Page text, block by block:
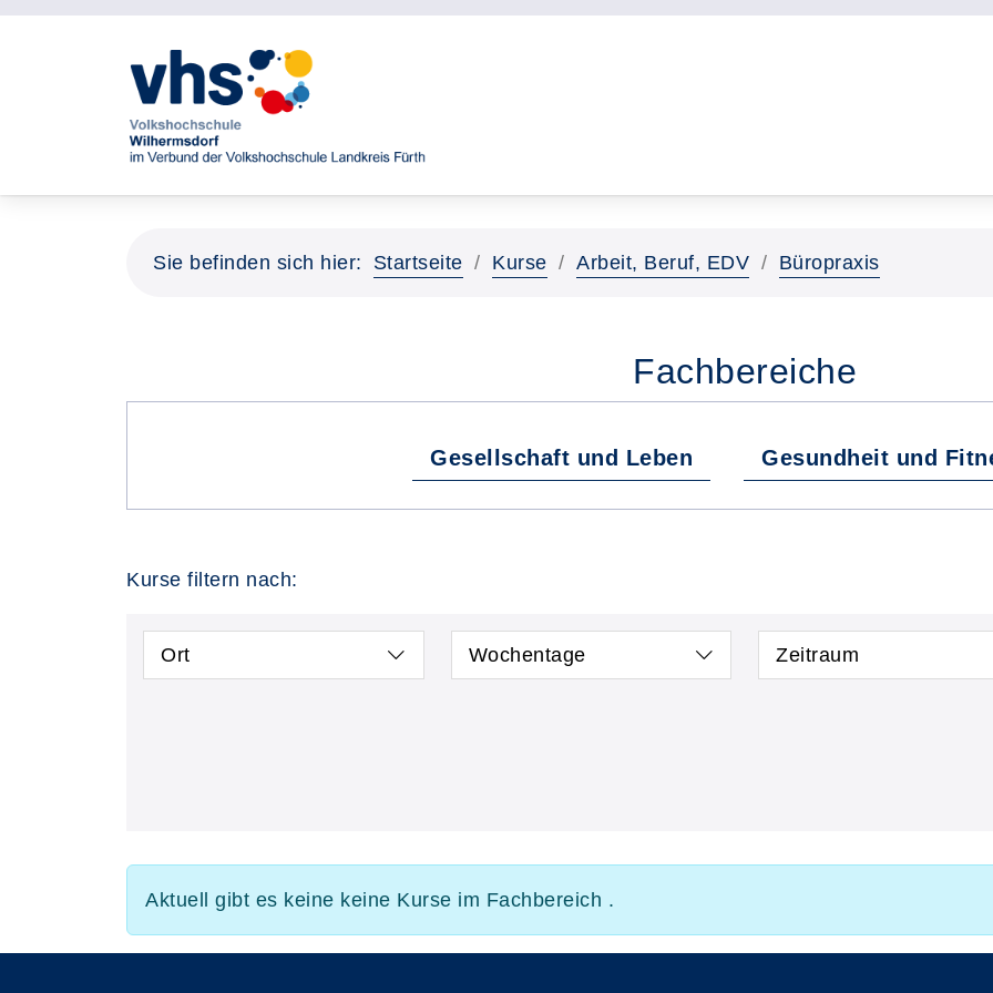
Sie befinden sich hier: Startseite Kurse Arbeit, Beruf, EDV Büropraxis
Fachbereiche
Gesellschaft und Leben Gesundheit und
Kurse filtern nach:
Ort Wochentage Zeitraum
Aktuell gibt es keine keine Kurse im Fachbereich .